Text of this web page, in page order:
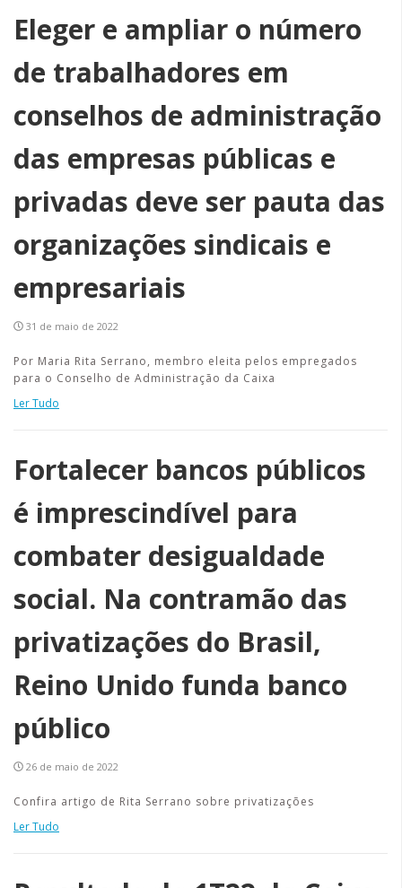
Eleger e ampliar o número
de trabalhadores em
conselhos de administração
das empresas públicas e
privadas deve ser pauta das
organizações sindicais e
empresariais
31 de maio de 2022
Por Maria Rita Serrano, membro eleita pelos empregados
para o Conselho de Administração da Caixa
Ler Tudo
Fortalecer bancos públicos
é imprescindível para
combater desigualdade
social. Na contramão das
privatizações do Brasil,
Reino Unido funda banco
público
26 de maio de 2022
Confira artigo de Rita Serrano sobre privatizações
Ler Tudo